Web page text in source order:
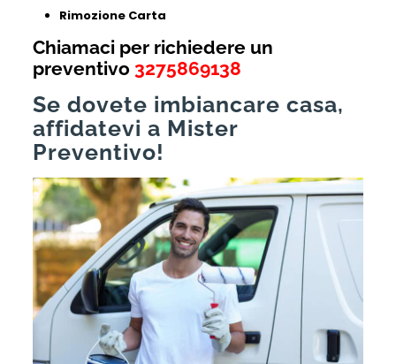
Rimozione Carta
Chiamaci per richiedere un
preventivo 3275869138
Se dovete imbiancare casa,
affidatevi a Mister
Preventivo!